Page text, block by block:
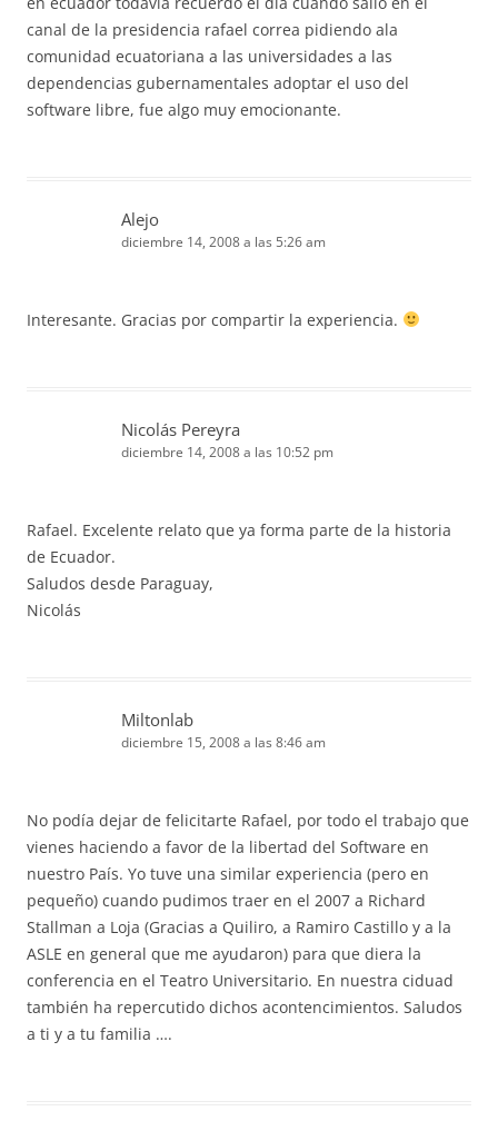
canal de la presidencia rafael correa pidiendo ala
comunidad ecuatoriana a las universidades a las
dependencias gubernamentales adoptar el uso del
software libre, fue algo muy emocionante.
Alejo
diciembre 14, 2008 a las 5:26 am
Interesante. Gracias por compartir la experiencia.
Nicolás Pereyra
diciembre 14, 2008 a las 10:52 pm
Rafael. Excelente relato que ya forma parte de la historia
de Ecuador.
Saludos desde Paraguay,
Nicolás
Miltonlab
diciembre 15, 2008 a las 8:46 am
No podía dejar de felicitarte Rafael, por todo el trabajo que
vienes haciendo a favor de la libertad del Software en
nuestro País. Yo tuve una similar experiencia (pero en
pequeño) cuando pudimos traer en el 2007 a Richard
Stallman a Loja (Gracias a Quiliro, a Ramiro Castillo y a la
ASLE en general que me ayudaron) para que diera la
conferencia en el Teatro Universitario. En nuestra ciduad
también ha repercutido dichos acontencimientos. Saludos
a ti y a tu familia ….